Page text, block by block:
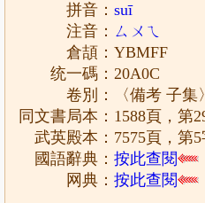
拼音：suī
注音： ㄙㄨㄟ
倉頡：YBMFF
统一碼：20A0C
卷別：〈備考 子集〉
同文書局本：1588頁，
武英殿本：7575頁，
國語辭典：按此查閱
网典：按此查閱